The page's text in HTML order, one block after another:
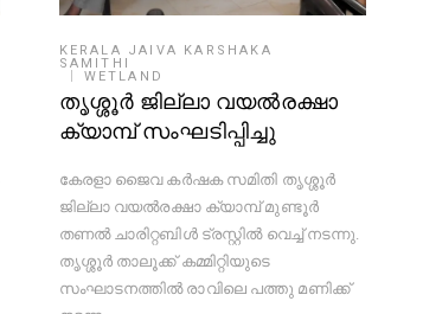
KERALA JAIVA KARSHAKA
SAMITHI
WETLAND
തൃശ്ശൂർ ജില്ലാ വയൽരക്ഷാ
ക്യാമ്പ് സംഘടിപ്പിച്ചു
കേരളാ ജൈവ കർഷക സമിതി തൃശ്ശൂർ
ജില്ലാ വയൽരക്ഷാ ക്യാമ്പ് മുണ്ടൂർ
തണൽ ചാരിറ്റബിൾ ട്രസ്റ്റിൽ വെച്ച് നടന്നു.
തൃശ്ശൂർ താലൂക്ക് കമ്മിറ്റിയുടെ
സംഘാടനത്തിൽ രാവിലെ പത്തു മണിക്ക്